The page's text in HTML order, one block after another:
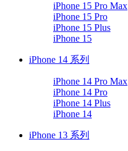
iPhone 15 Pro Max
iPhone 15 Pro
iPhone 15 Plus
iPhone 15
iPhone 14 系列
iPhone 14 Pro Max
iPhone 14 Pro
iPhone 14 Plus
iPhone 14
iPhone 13 系列